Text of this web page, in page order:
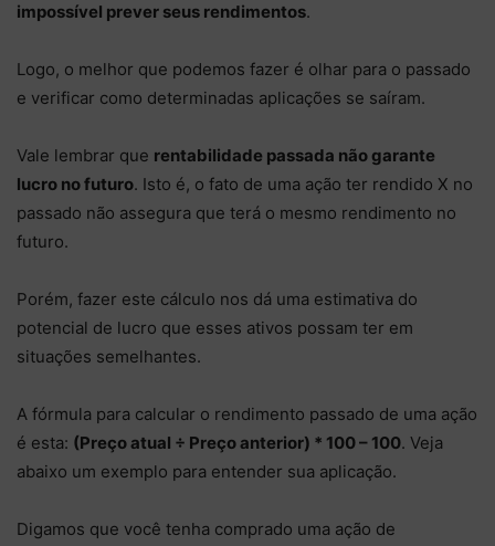
impossível prever seus rendimentos.
Logo, o melhor que podemos fazer é olhar para o passado
e verificar como determinadas aplicações se saíram.
Vale lembrar que rentabilidade passada não garante
lucro no futuro. Isto é, o fato de uma ação ter rendido X no
passado não assegura que terá o mesmo rendimento no
futuro.
Porém, fazer este cálculo nos dá uma estimativa do
potencial de lucro que esses ativos possam ter em
situações semelhantes.
A fórmula para calcular o rendimento passado de uma ação
é esta: (Preço atual ÷ Preço anterior) * 100 – 100. Veja
abaixo um exemplo para entender sua aplicação.
Digamos que você tenha comprado uma ação de